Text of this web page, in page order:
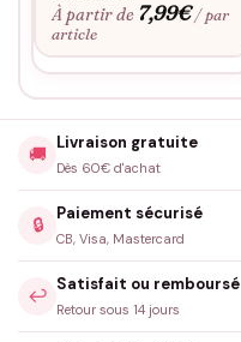
À partir de 7,99€ / par
article
🚚
Livraison gratuite
Dès 60€ d'achat
🔒
Paiement sécurisé
CB, Visa, Mastercard
↩️
Satisfait ou remboursé
Retour sous 14 jours